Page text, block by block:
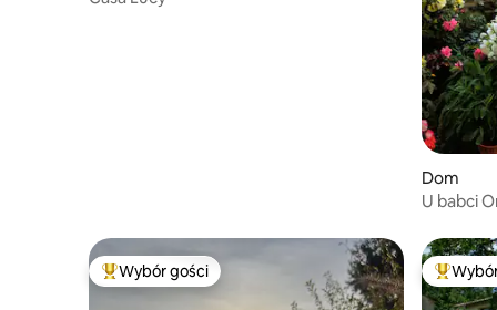
Dom
U babci
Najpopularniejsze z kategorii Wybór gości
Wybór gości